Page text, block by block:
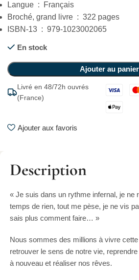
Langue ‏ : ‎ Français
Broché, grand livre ‏ : ‎ 322 pages
ISBN-13 ‏ : ‎ 979-1023002065
En stock
Ajouter au panier
Livré en 48/72h ouvrés
(France)
Ajouter aux favoris
Description
« Je suis dans un rythme infernal, je ne
temps de rien, tout me pèse, je ne vis
sais plus comment faire… »
Nous sommes des millions à vivre
retrouver le sens de notre vie,
à nouveau et réaliser nos rêves.